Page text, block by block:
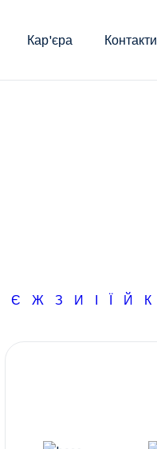
Кар'єра Контакти
Є Ж З И І Ї Й К